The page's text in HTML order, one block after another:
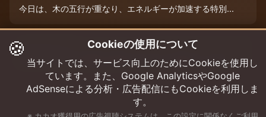
今日は、木の五行が重なり、エネルギーが加速する特別...
2025年8月12日
本日は、金と木の微妙な相克エネルギーが流れています...
🍪 Cookieの使用について
当サイトでは、サービス向上のためにCookieを使用し
ています。また、Google AnalyticsやGoogle
AdSenseによる分析・広告配信にもCookieを利用しま
す。